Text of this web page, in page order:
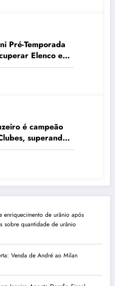
Pré-Temporada
Elenco e
é campeão
superando
enriquecimento de urânio após
sobre quantidade de urânio
Venda de André ao Milan